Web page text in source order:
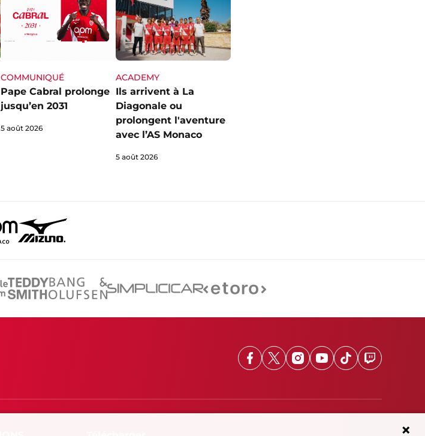
COMMUNIQUÉ
Pape Cabral prolonge
jusqu’en 2031
5 août 2026
ACADEMY
Ils arrivent à La
Diagonale ou
prolongent l'aventure
avec l’AS Monaco
5 août 2026
Facebook
X Instagram
Youtube
TikTokTwitch